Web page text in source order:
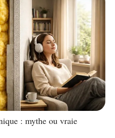
: mythe ou vraie